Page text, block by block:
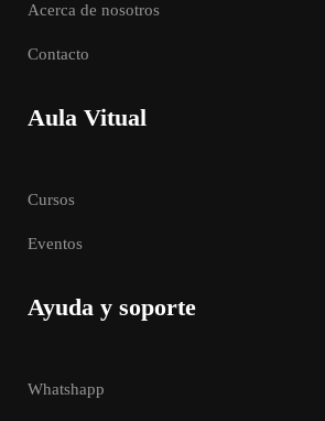
Acerca de nosotros
Contacto
Aula Vitual
Cursos
Eventos
Ayuda y soporte
Whatshapp